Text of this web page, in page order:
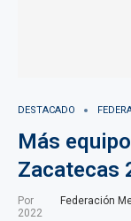
DESTACADO
Más
Zacatecas
Por Federación
2022